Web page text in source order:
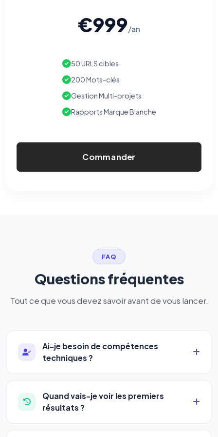
€999/an
50 URLS cibles
200 Mots-clés
Gestion Multi-projets
Rapports Marque Blanche
Commander
FAQ
Questions fréquentes
Tout ce que vous devez savoir avant de vous lancer.
Ai-je besoin de compétences
techniques ?
Absolument pas. Notre logiciel a été conçu pour
être accessible àtous les profils: artisans,
commerçants, auto-entrepreneurs, PME ou
complexe — vous renseignez l'adresse de votre
Quand vais-je voir les premiers
résultats ?
La plupart de nos utilisateurs observent une